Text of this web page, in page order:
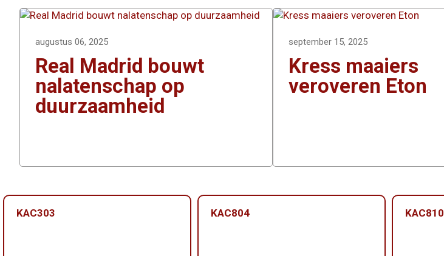
augustus 06, 2025
Real Madrid bouwt
nalatenschap op
duurzaamheid
september 15, 2025
Kress maaiers
veroveren Eton
KAC303 KAC804 KAC810